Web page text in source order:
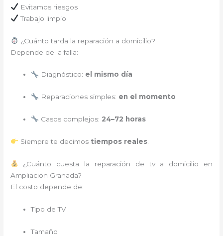
Evitamos riesgos
Trabajo limpio
¿Cuánto tarda la reparación a domicilio?
Depende de la falla:
Diagnóstico: el mismo día
Reparaciones simples: en el momento
Casos complejos: 24–72 horas
Siempre te decimos tiempos reales.
¿Cuánto cuesta la reparación de tv a domicilio en
Ampliacion Granada?
El costo depende de:
Tipo de TV
Tamaño